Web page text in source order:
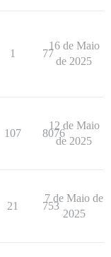
1 77
16 de Maio
de 2025
107 8076
12 de Maio
de 2025
21 753
7 de Maio de
2025